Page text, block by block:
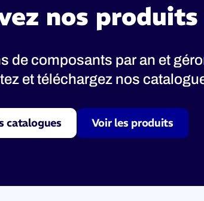
nos produits
de composants par an et
et téléchargez nos
catalogues Voir les produits